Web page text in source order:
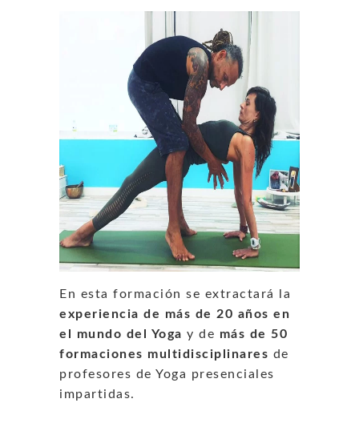
En esta formación se extractará la
experiencia de más de 20 años en
el mundo del Yoga y de más de 50
formaciones multidisciplinares de
profesores de Yoga presenciales
impartidas.